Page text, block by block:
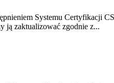
Systemu Certyfikacji
ją zaktualizować zgodnie z...